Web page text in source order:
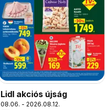
Lidl akciós újság
08.06. - 2026.08.12.